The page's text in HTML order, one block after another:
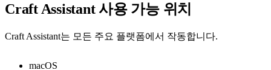
Craft Assistant 사용 가능 위치
Craft Assistant는 모든 주요 플랫폼에서 작동합니다.
macOS